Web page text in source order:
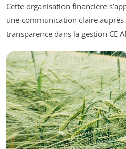
Cette organisation financière
une communication claire
transparence dans la gestion CE